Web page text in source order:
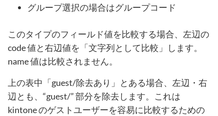
グループ選択の場合はグループコード
このタイプのフィールド値を比較する場合、左辺の
code 値と右辺値を「文字列として比較」します。
name 値は比較されません。
上の表中「guest/除去あり」とある場合、左辺・右
辺とも、“guest/” 部分を除去します。これは
kintone のゲストユーザーを容易に比較するための